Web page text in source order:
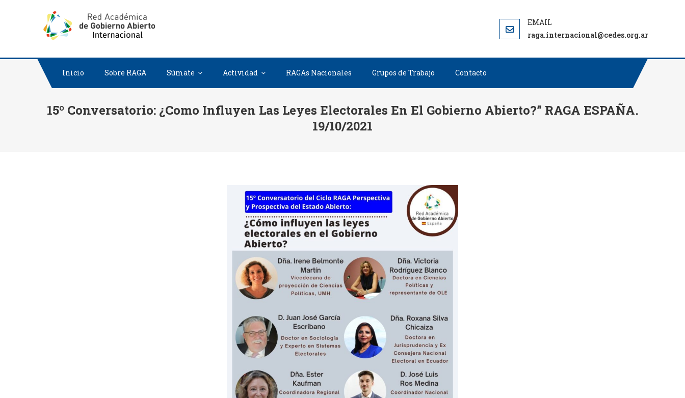
RED ACADÉMICA DE GOBIERNO ABIERTO INTERNACIONAL: RAGA INTERNACIONAL
raga.internacional@cedes.org.ar
Inicio Sobre RAGA Súmate Actividad RAGAs Nacionales Grupos de Trabajo Contacto
15º Conversatorio: ¿Como Influyen Las Leyes Electorales En El Gobierno Abierto?” RAGA ESPAÑA.
19/10/2021